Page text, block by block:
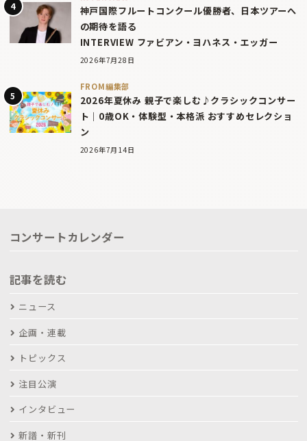
神戸国際フルートコンクール優勝者、日本ツアーへ
の期待を語る
INTERVIEW ファビアン・ヨハネス・エッガー
2026年7月28日
FROM編集部
2026年夏休み 親子で楽しむ♪クラシックコンサー
ト｜0歳OK・体験型・本格派 おすすめセレクショ
ン
2026年7月14日
コンサートカレンダー
記事を読む
ニュース
企画・連載
トピックス
注目公演
インタビュー
新譜・新刊